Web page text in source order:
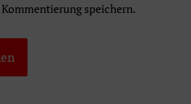
speichern.